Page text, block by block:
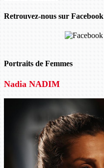
Retrouvez-nous sur Facebook
Portraits de Femmes
Nadia NADIM